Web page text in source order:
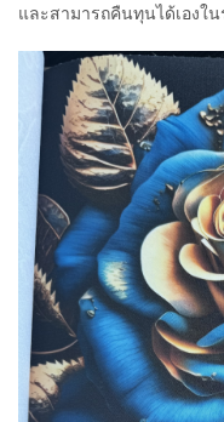
และสามารถคืนทุนได้เองใ